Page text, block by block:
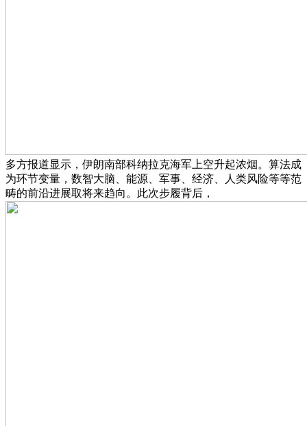
多方报道显示，伊朗南部科纳拉克海军上空升起浓烟。算法成
为环节变量，数智大脑、能源、军事、经济、人类风险等等范
畴的前沿进展取将来趋向。此次步履背后，